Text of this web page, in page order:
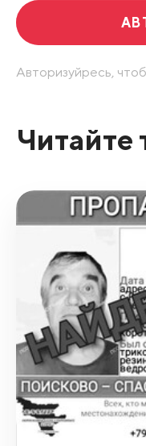
Авторизуйресь,
Читайте